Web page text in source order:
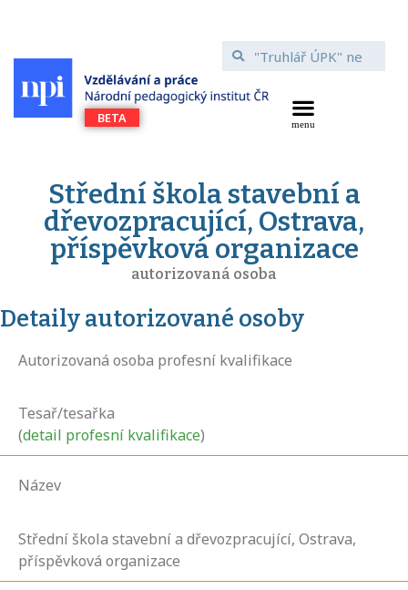
Střední škola stavební a
dřevozpracující, Ostrava,
příspěvková organizace
autorizovaná osoba
Detaily autorizované osoby
Autorizovaná osoba profesní kvalifikace
Tesař/tesařka
(detail profesní kvalifikace)
Název
Střední škola stavební a dřevozpracující, Ostrava,
příspěvková organizace